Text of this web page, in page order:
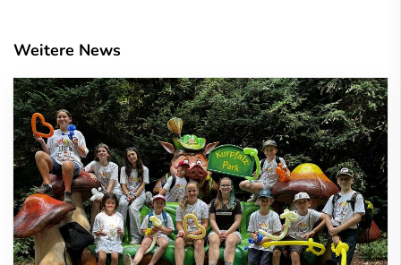
Weitere News